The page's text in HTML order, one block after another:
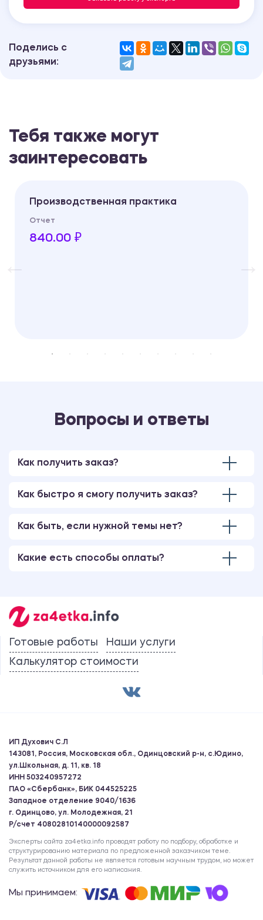
Поделись с
друзьями:
Тебя также могут
заинтересовать
Производственная практика
Отчет
840.00 ₽
Вопросы и ответы
Как получить заказ?
Как быстро я смогу получить заказ?
Как быть, если нужной темы нет?
Какие есть способы оплаты?
Готовые работы
Наши услуги
Калькулятор стоимости
ИП Духович С.Л
143081, Россия, Московская обл., Одинцовский р-н, с.Юдино,
ул.Школьная, д. 11, кв. 18
ИНН 503240957272
ПАО «Сбербанк», БИК 044525225
Западное отделение 9040/1636
г. Одинцово, ул. Молодежная, 21
Р/счет 40802810140000092587
Эксперты сайта za4etka.info проводят работу по подбору, обработке и
структурированию материала по предложенной заказчиком теме.
Результат данной работы не является готовым научным трудом, но может
служить источником для его написания.
Мы принимаем: